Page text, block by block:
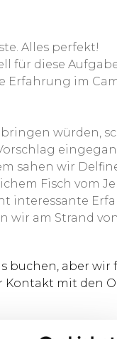
Alles perfekt!
für diese
Erfahrung im
würden,
sahen wir
Fisch vom
interessante
am Strand von
aber wir
Kontakt mit den
Kunde